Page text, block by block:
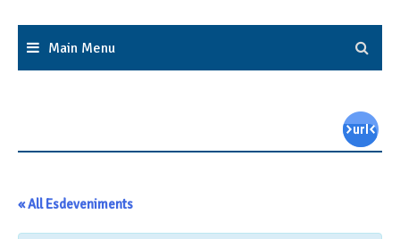
Main Menu
« All Esdeveniments